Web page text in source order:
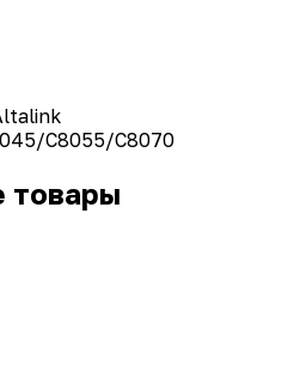
C8055/C8070
товары